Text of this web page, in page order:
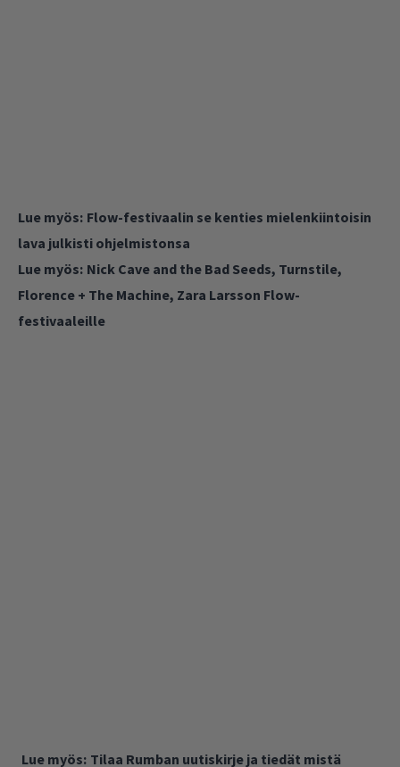
Lue myös: Flow-festivaalin se kenties mielenkiintoisin
lava julkisti ohjelmistonsa
Lue myös: Nick Cave and the Bad Seeds, Turnstile,
Florence + The Machine, Zara Larsson Flow-
festivaaleille
Lue myös: Tilaa Rumban uutiskirje ja tiedät mistä